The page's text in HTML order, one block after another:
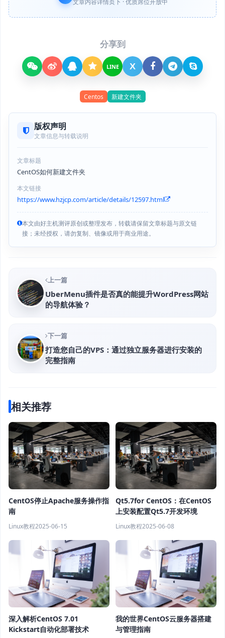
分享到
LINE X
Centos 新建文件夹
版权声明
文章信息与转载说明
文章标题
CentOS如何新建文件夹
本文链接
https://www.hzjcp.com/article/details/12597.html
本文由好主机测评原创或整理发布，转载请保留文章标题与原文链
接；未经授权，请勿复制、镜像或用于商业用途。
上一篇
UberMenu插件是否真的能提升WordPress网站
的导航体验？
下一篇
打造您自己的VPS：通过独立服务器进行安装的
完整指南
相关推荐
CentOS停止Apache服务操作指
南
Linux教程2025-06-15
Qt5.7for CentOS：在CentOS
上安装配置Qt5.7开发环境
Linux教程2025-06-08
深入解析CentOS 7.01
Kickstart自动化部署技术
我的世界CentOS云服务器搭建
与管理指南